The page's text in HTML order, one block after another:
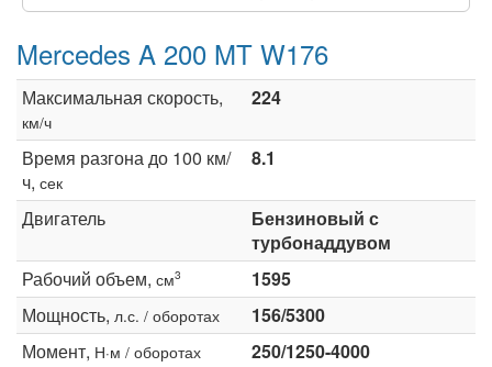
Mercedes A 200 MT W176
Максимальная скорость,
км/ч
224
Время разгона до 100 км/
ч, сек
8.1
Двигатель
Бензиновый с
турбонаддувом
Рабочий объем, см3
1595
Мощность, л.с. / оборотах
156/5300
Момент, Н·м / оборотах 250/1250-4000